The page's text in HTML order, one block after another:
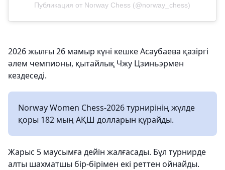
Публикация от Norway Chess (@norway_chess)
2026 жылғы 26 мамыр күні кешке Асаубаева қазіргі
әлем чемпионы, қытайлық Чжу Цзиньэрмен
кездеседі.
Norway Women Chess-2026 турнирінің жүлде
қоры 182 мың АҚШ долларын құрайды.
Жарыс 5 маусымға дейін жалғасады. Бұл турнирде
алты шахматшы бір-бірімен екі реттен ойнайды.